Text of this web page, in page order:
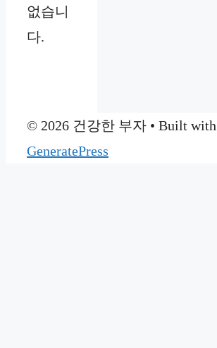
없습니
다.
© 2026 건강한 부자 • Built with
GeneratePress